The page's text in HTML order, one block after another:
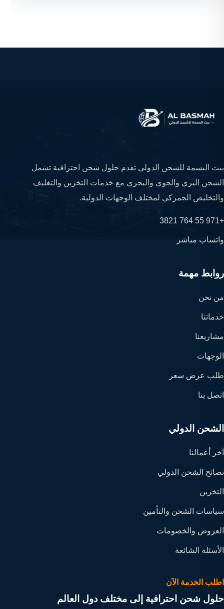
بيت البسمة للشحن الدولي تقدم حلول شحن احترافية تشمل
الشحن البري والجوي والبحري مع خدمات التخزين والتغليف
والتخليص الجمركي لمختلف الوجهات الدولية.
+971 55 764 3821
واتساب مباشر
روابط مهمة
من نحن
خدماتنا
مشاريعنا
الوجهات
طلب عرض سعر
اتصل بنا
الشحن الدولي
آخر أعمالنا
نصائح الشحن الدولي
التخزين
سياسات الشحن والتأمين
العروض والخصومات
الأسئلة الشائعة
اطلب الخدمة الآن
حلول شحن احترافية إلى مختلف دول العالم